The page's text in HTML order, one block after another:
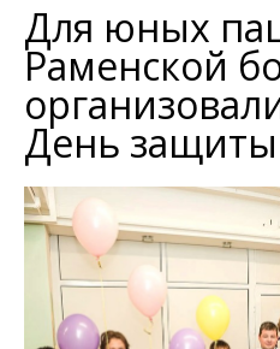
Для юных
Раменской
День защиты